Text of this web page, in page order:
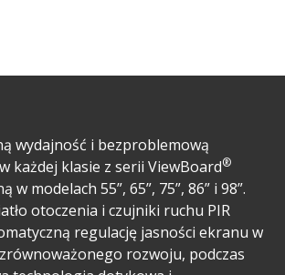
wydajność i bezproblemową
każdej klasie z serii ViewBoard®
w modelach 55”, 65”, 75”, 86” i 98”.
otoczenia i czujniki ruchu PIR
regulację jasności ekranu w
rozwoju, podczas